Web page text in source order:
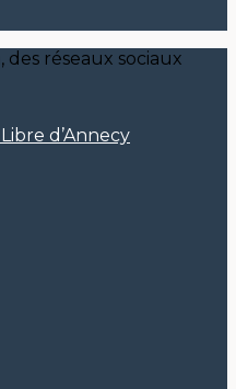
réseaux sociaux